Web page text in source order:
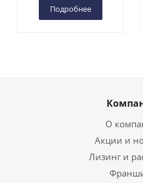
Подробнее
О
Акции и
Лизинг и